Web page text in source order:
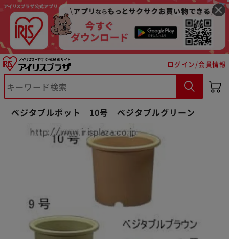
ログイン/会員情報
ベジタブルポット 10号 ベジタブルグリーン
※ご確認ください
カートに入れる 購入手続きへ